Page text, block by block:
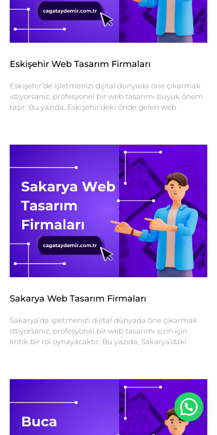
Eskişehir Web Tasarım Firmaları
Eskişehir’de işletmenizi dijital dünyada öne çıkarmak
istiyorsanız, profesyonel bir web tasarımı büyük önem
taşır. Bu yazıda, Eskişehir’deki önde gelen web
Sakarya Web Tasarım Firmaları
Sakarya’da işletmenizi dijital dünyada öne çıkarmak
istiyorsanız, profesyonel bir web tasarımı sizin için
kritik bir rol oynayacaktır. Bu yazıda, Sakarya’daki